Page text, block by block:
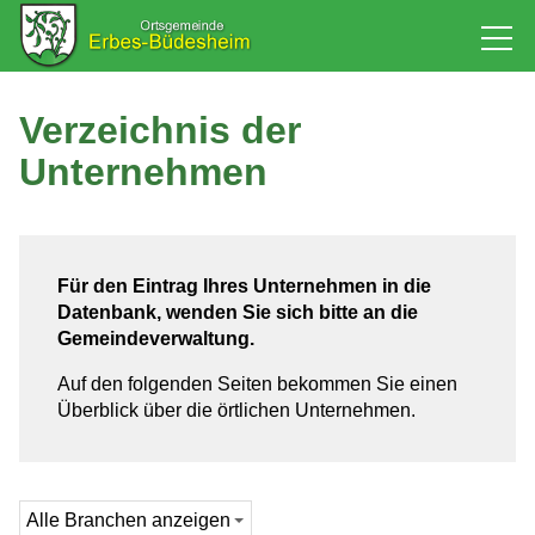
Rathaus
Bürgerservice
Leben
Tourismus & Kultur
Verzeichnis der
Unternehmen
Für den Eintrag Ihres Unternehmen in die
Datenbank, wenden Sie sich bitte an die
Gemeindeverwaltung.
Auf den folgenden Seiten bekommen Sie einen
Überblick über die örtlichen Unternehmen.